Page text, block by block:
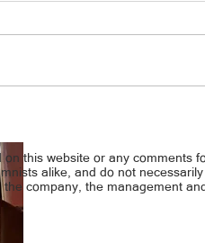
this website or any comments
alike, and do not
company, the management